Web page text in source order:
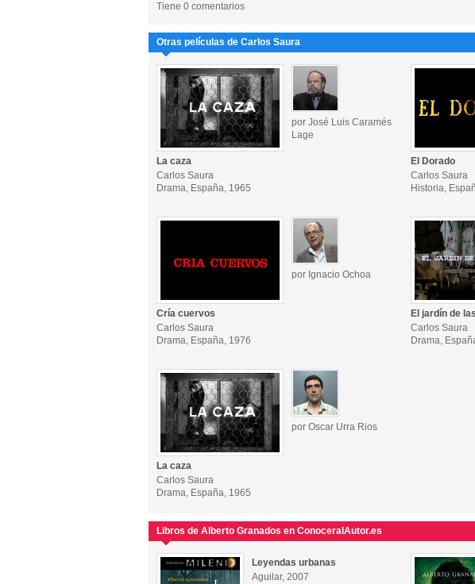
Tiene 0 comentarios
Otras películas de Carlos Saura
por José Luis Caramés
Lage
La caza
Carlos Saura
Drama, España, 1965
El Dorado
Carlos Saura
Historia,
por Ignacio Ochoa
Cría cuervos
Carlos Saura
Drama, España, 1976
El jardín de
Carlos Saura
Drama,
por Oscar Urra Rios
La caza
Carlos Saura
Drama, España, 1965
Libros de Alberto Granados en ConoceralAutor.es
Leyendas urbanas
Aguilar, 2007